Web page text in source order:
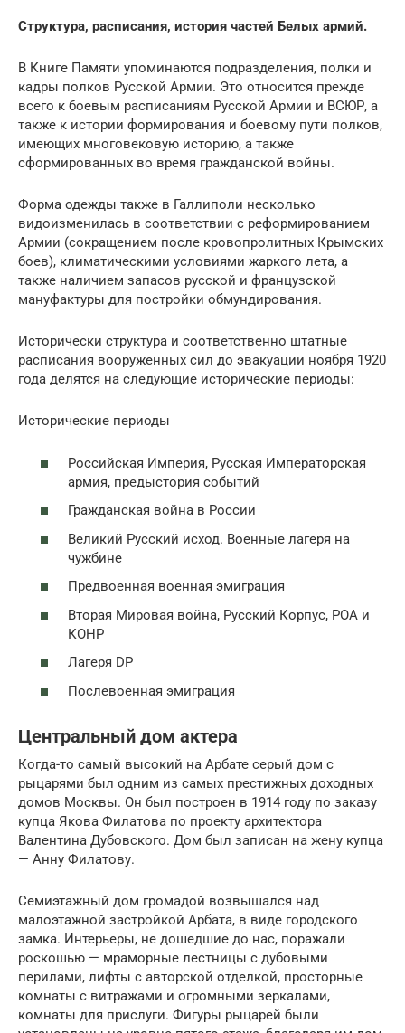
Структура, расписания, история частей Белых армий.
В Книге Памяти упоминаются подразделения, полки и
кадры полков Русской Армии. Это относится прежде
всего к боевым расписаниям Русской Армии и ВСЮР, а
также к истории формирования и боевому пути полков,
имеющих многовековую историю, а также
сформированных во время гражданской войны.
Форма одежды также в Галлиполи несколько
видоизменилась в соответствии с реформированием
Армии (сокращением после кровопролитных Крымских
боев), климатическими условиями жаркого лета, а
также наличием запасов русской и французской
мануфактуры для постройки обмундирования.
Исторически структура и соответственно штатные
расписания вооруженных сил до эвакуации ноября 1920
года делятся на следующие исторические периоды:
Исторические периоды
Российская Империя, Русская Императорская
армия, предыстория событий
Гражданская война в России
Великий Русский исход. Военные лагеря на
чужбине
Предвоенная военная эмиграция
Вторая Мировая война, Русский Корпус, РОА и
КОНР
Лагеря DP
Послевоенная эмиграция
Центральный дом актера
Когда-то самый высокий на Арбате серый дом с
рыцарями был одним из самых престижных доходных
домов Москвы. Он был построен в 1914 году по заказу
купца Якова Филатова по проекту архитектора
Валентина Дубовского. Дом был записан на жену купца
— Анну Филатову.
Семиэтажный дом громадой возвышался над
малоэтажной застройкой Арбата, в виде городского
замка. Интерьеры, не дошедшие до нас, поражали
роскошью — мраморные лестницы с дубовыми
перилами, лифты с авторской отделкой, просторные
комнаты с витражами и огромными зеркалами,
комнаты для прислуги. Фигуры рыцарей были